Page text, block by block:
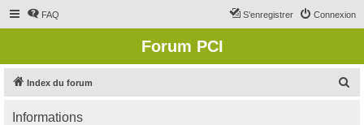
FAQ Connexion
S’enregistrer
Forum PCI
Index du forum
Informations